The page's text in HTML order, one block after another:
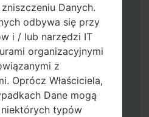
Danych.
odbywa się przy
i / lub narzędzi IT
organizacyjnymi
z
Oprócz Właściciela,
Dane mogą
typów